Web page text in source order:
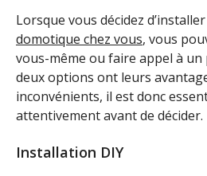
Lorsque vous décidez
domotique chez vous, vous
vous-même ou faire appel à
deux options ont leurs
inconvénients, il est donc
attentivement avant de décider.
Installation DIY